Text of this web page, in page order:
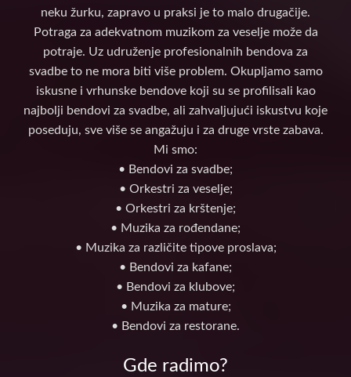
neku žurku, zapravo u praksi je to malo drugačije.
Potraga za adekvatnom muzikom za veselje može da
potraje. Uz udruženje profesionalnih bendova za
svadbe to ne mora biti više problem. Okupljamo samo
iskusne i vrhunske bendove koji su se profilisali kao
najbolji bendovi za svadbe, ali zahvaljujući iskustvu koje
poseduju, sve više se angažuju i za druge vrste zabava.
Mi smo:
• Bendovi za svadbe;
• Orkestri za veselje;
• Orkestri za krštenje;
• Muzika za rođendane;
• Muzika za različite tipove proslava;
• Bendovi za kafane;
• Bendovi za klubove;
• Muzika za mature;
• Bendovi za restorane.
Gde radimo?